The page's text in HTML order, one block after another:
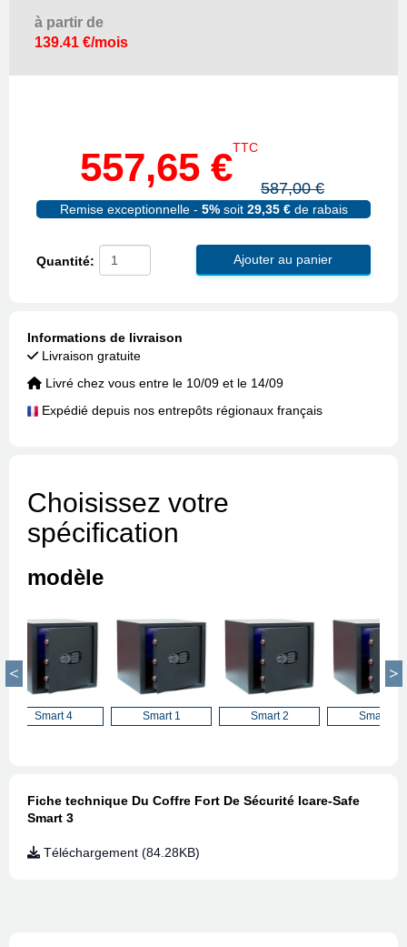
à partir de
139.41 €/mois
557,65 €TTC
587,00 €
Remise exceptionnelle - 5%soit 29,35 €de rabais
Quantité: Ajouter au panier
Choisissez votre
spécification
modèle
Smart 4 Smart 1 Smart 2 Smart 4
Informations de livraison
Livraison gratuite
Livré chez vous entre le 10/09 et le 14/09
Expédié depuis nos entrepôts régionaux français
Fiche technique Du Coffre Fort De Sécurité Icare-Safe
Smart 3
Téléchargement (84.28KB)